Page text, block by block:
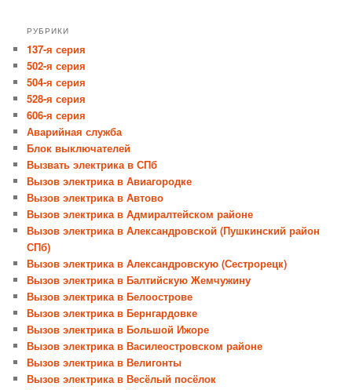
РУБРИКИ
137-я серия
502-я серия
504-я серия
528-я серия
606-я серия
Аварийная служба
Блок выключателей
Вызвать электрика в СПб
Вызов электрика в Авиагородке
Вызов электрика в Автово
Вызов электрика в Адмиралтейском районе
Вызов электрика в Александровской (Пушкинский район
СПб)
Вызов электрика в Александровскую (Сестрорецк)
Вызов электрика в Балтийскую Жемчужину
Вызов электрика в Белоострове
Вызов электрика в Бернгардовке
Вызов электрика в Большой Ижоре
Вызов электрика в Василеостровском районе
Вызов электрика в Велигонты
Вызов электрика в Весёлый посёлок